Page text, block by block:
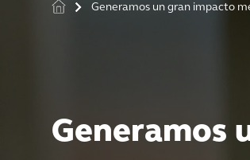
> Generamos un gran impacto
Generamos